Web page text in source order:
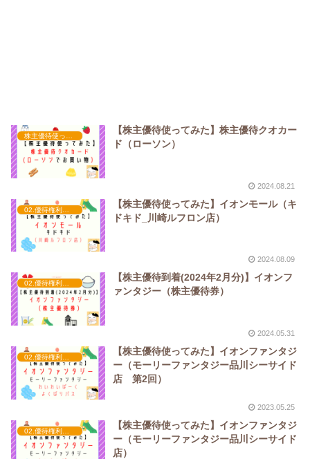
【株主優待使ってみた】株主優待クオカー
ド（ローソン）
2024.08.21
【株主優待使ってみた】イオンモール（キ
ドキド_川崎ルフロン店）
2024.08.09
02.優待権利確定（2月）
【株主優待到着(2024年2月分)】イオンフ
ァンタジー（株主優待券）
2024.05.31
【株主優待使ってみた】イオンファンタジ
ー（モーリーファンタジー品川シーサイド
店 第2回）
2023.05.25
【株主優待使ってみた】イオンファンタジ
ー（モーリーファンタジー品川シーサイド
店）